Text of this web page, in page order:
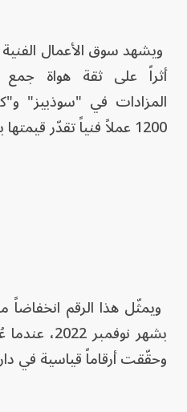
ويشهد سوق الأعمال
أثراً على ثقة هواة جمع
المزادات في "سوذبيز"
1200 عملاً فنياً تقدّر قيمتها بنحو 1.1 و 1.5 مليار دولار.
بشهر
وحقّقت أرقاماً قياسية في